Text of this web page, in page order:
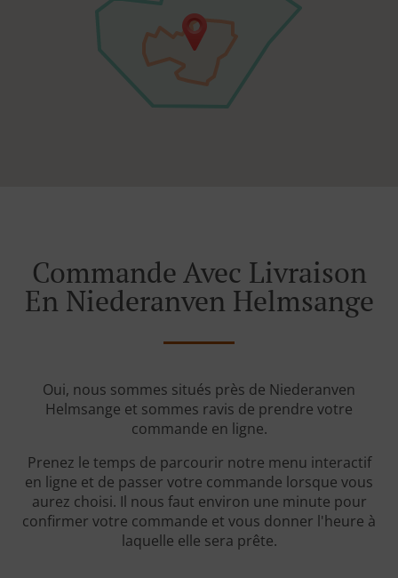
Commande Avec Livraison
En Niederanven Helmsange
Oui, nous sommes situés près de Niederanven
Helmsange et sommes ravis de prendre votre
commande en ligne.
Prenez le temps de parcourir notre menu interactif
en ligne et de passer votre commande lorsque vous
aurez choisi. Il nous faut environ une minute pour
confirmer votre commande et vous donner l'heure à
laquelle elle sera prête.